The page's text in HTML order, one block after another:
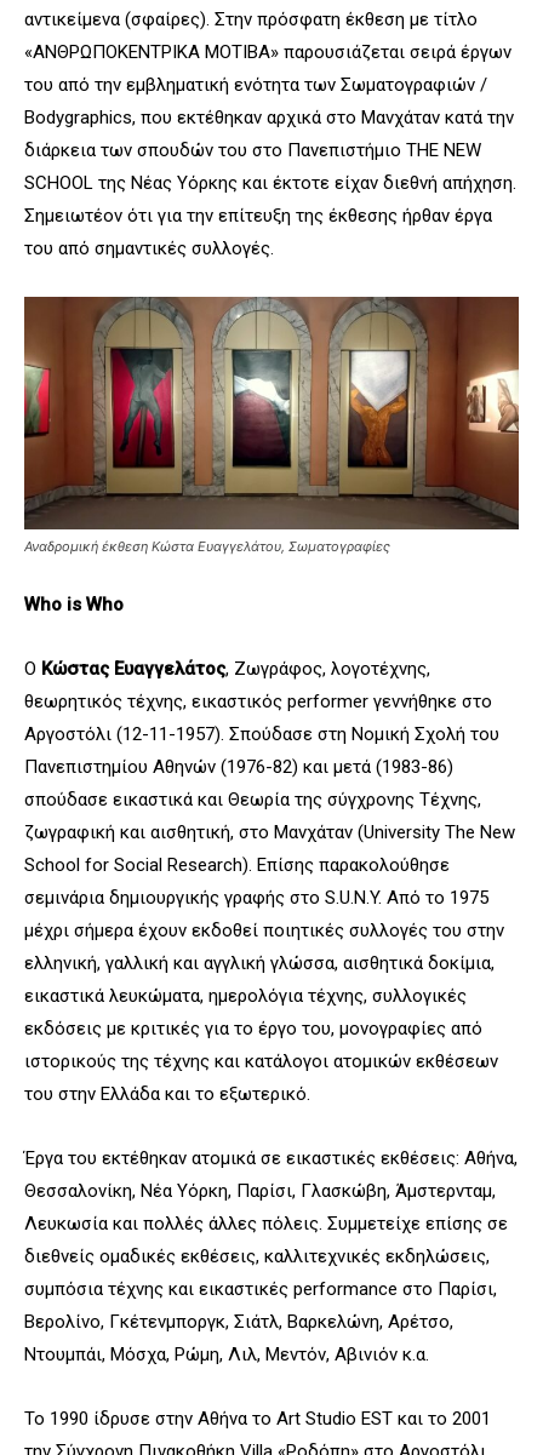
αντικείμενα (σφαίρες). Στην πρόσφατη έκθεση με τίτλο
«ΑΝΘΡΩΠΟΚΕΝΤΡΙΚΑ ΜΟΤΙΒΑ» παρουσιάζεται σειρά έργων
του από την εμβληματική ενότητα των Σωματογραφιών /
Bodygraphics, που εκτέθηκαν αρχικά στο Μανχάταν κατά την
διάρκεια των σπουδών του στο Πανεπιστήμιο THE NEW
SCHOOL της Νέας Υόρκης και έκτοτε είχαν διεθνή απήχηση.
Σημειωτέον ότι για την επίτευξη της έκθεσης ήρθαν έργα
του από σημαντικές συλλογές.
Αναδρομική έκθεση Κώστα Ευαγγελάτου, Σωματογραφίες
Who is Who
Ο Κώστας Ευαγγελάτος, Ζωγράφος, λογοτέχνης,
θεωρητικός τέχνης, εικαστικός performer γεννήθηκε στο
Αργοστόλι (12-11-1957). Σπούδασε στη Νομική Σχολή του
Πανεπιστημίου Αθηνών (1976-82) και μετά (1983-86)
σπούδασε εικαστικά και Θεωρία της σύγχρονης Τέχνης,
ζωγραφική και αισθητική, στο Μανχάταν (University The New
School for Social Research). Επίσης παρακολούθησε
σεμινάρια δημιουργικής γραφής στο S.U.N.Y. Από το 1975
μέχρι σήμερα έχουν εκδοθεί ποιητικές συλλογές του στην
ελληνική, γαλλική και αγγλική γλώσσα, αισθητικά δοκίμια,
εικαστικά λευκώματα, ημερολόγια τέχνης, συλλογικές
εκδόσεις με κριτικές για το έργο του, μονογραφίες από
ιστορικούς της τέχνης και κατάλογοι ατομικών εκθέσεων
του στην Ελλάδα και το εξωτερικό.
Έργα του εκτέθηκαν ατομικά σε εικαστικές εκθέσεις: Αθήνα,
Θεσσαλονίκη, Νέα Υόρκη, Παρίσι, Γλασκώβη, Άμστερνταμ,
Λευκωσία και πολλές άλλες πόλεις. Συμμετείχε επίσης σε
διεθνείς ομαδικές εκθέσεις, καλλιτεχνικές εκδηλώσεις,
συμπόσια τέχνης και εικαστικές performance στο Παρίσι,
Βερολίνο, Γκέτενμποργκ, Σιάτλ, Βαρκελώνη, Αρέτσο,
Ντουμπάι, Μόσχα, Ρώμη, Λιλ, Μεντόν, Αβινιόν κ.α.
Το 1990 ίδρυσε στην Αθήνα το Art Studio EST και το 2001